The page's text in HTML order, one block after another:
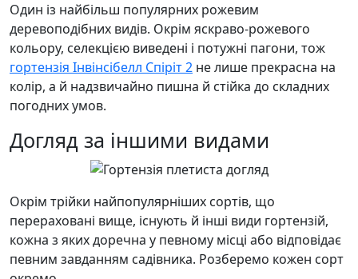
Один із найбільш популярних рожевим
деревоподібних видів. Окрім яскраво-рожевого
кольору, селекцією виведені і потужні пагони, тож
гортензія Інвінсібелл Спіріт 2 не лише прекрасна на
колір, а й надзвичайно пишна й стійка до складних
погодних умов.
Догляд за іншими видами
Окрім трійки найпопулярніших сортів, що
перераховані вище, існують й інші види гортензій,
кожна з яких доречна у певному місці або відповідає
певним завданням садівника. Розберемо кожен сорт